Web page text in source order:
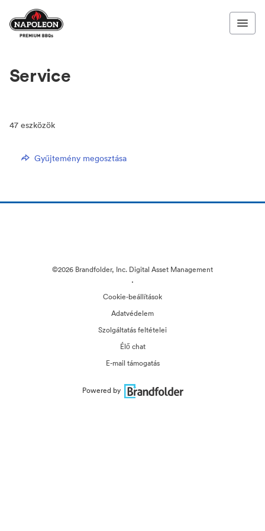
Service
47 eszközök
Gyűjtemény megosztása
©2026 Brandfolder, Inc. Digital Asset Management
·
Cookie-beállítások
Adatvédelem
Szolgáltatás feltételei
Élő chat
E-mail támogatás
Powered by